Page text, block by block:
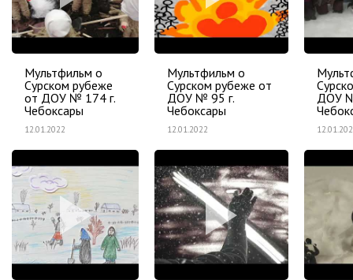
Мультфильм о
Сурском рубеже
от ДОУ № 174 г.
Чебоксары
12.01.2022
Мультфильм о
Сурском рубеже от
ДОУ № 95 г.
Чебоксары
12.01.2022
ДОУ